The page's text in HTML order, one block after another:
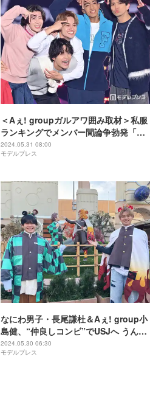
＜Aぇ! groupガルアワ囲み取材＞私服
ランキングでメンバー間論争勃発「ち
ゃんと勝負したい」ランウェイ裏側も
明かす
2024.05.31 08:00
モデルプレス
なにわ男子・長尾謙杜＆Aぇ! group小
島健、“仲良しコンビ”でUSJへ うんち
く炸裂
2024.05.30 06:30
モデルプレス